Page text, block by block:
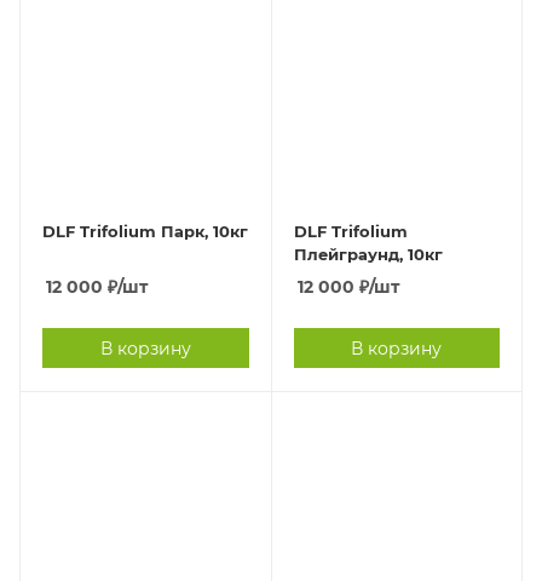
DLF Trifolium Парк, 10кг
12 000 ₽/шт
В корзину
DLF Trifolium
Плейграунд, 10кг
12 000 ₽/шт
В корзину